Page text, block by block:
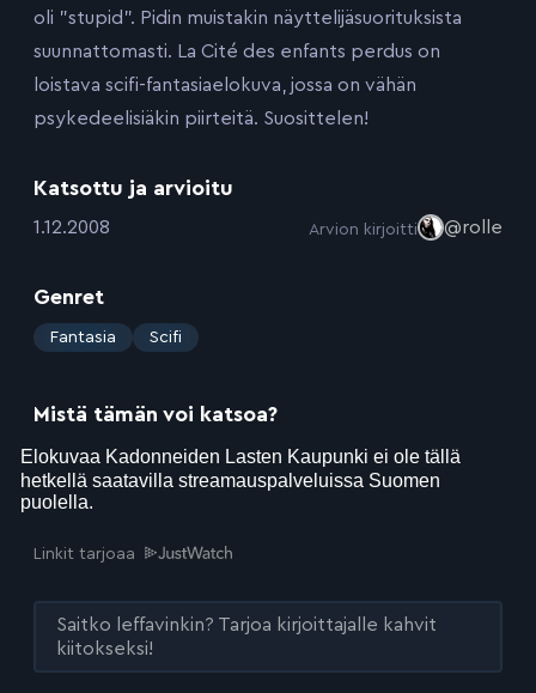
oli ”stupid”. Pidin muistakin näyttelijäsuorituksista
suunnattomasti. La Cité des enfants perdus on
loistava scifi-fantasiaelokuva, jossa on vähän
psykedeelisiäkin piirteitä. Suosittelen!
Katsottu ja arvioitu
:1.12.2008 Arvion kirjoitti @rolle
Genret
: Fantasia Scifi
Mistä tämän voi katsoa?
Linkit tarjoaa
Saitko leffavinkin? Tarjoa kirjoittajalle kahvit
kiitokseksi!